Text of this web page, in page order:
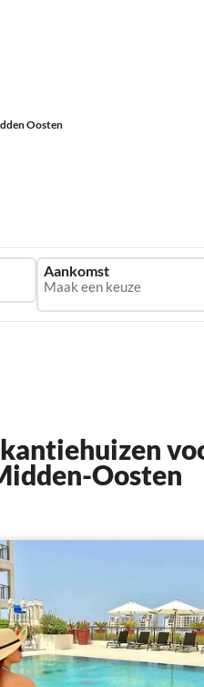
Oosten
Aankomst
Oosten